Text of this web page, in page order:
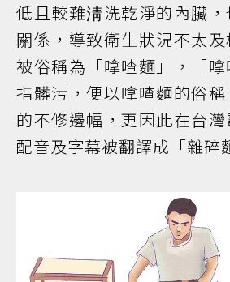
低且較難淸洗乾淨的內臟
關係，導致衛生狀況不太
被俗稱為「嗱喳麵」，「
指髒污，便以嗱喳麵的俗
的不修邊幅，更因此在台
配音及字幕被翻譯成「雜碎